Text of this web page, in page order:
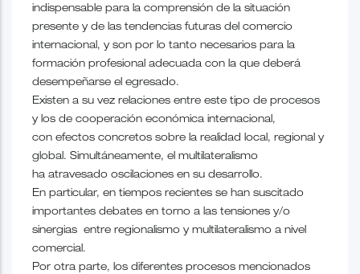
indispensable para la comprensión de la situación
presente y de las tendencias futuras del comercio
internacional, y son por lo tanto necesarios para la
formación profesional adecuada con la que deberá
desempeñarse el egresado.
Existen a su vez relaciones entre este tipo de procesos
y los de cooperación económica internacional,
con efectos concretos sobre la realidad local, regional y
global. Simultáneamente, el multilateralismo
ha atravesado oscilaciones en su desarrollo.
En particular, en tiempos recientes se han suscitado
importantes debates en torno a las tensiones y/o
sinergias entre regionalismo y multilateralismo a nivel
comercial.
Por otra parte, los diferentes procesos mencionados